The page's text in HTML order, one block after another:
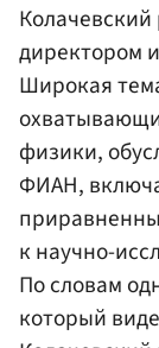
директором
Широкая
физики,
ФИАН,
к научно-
По словам
который